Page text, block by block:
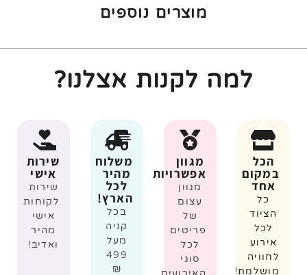
מוצרים נוספים
למה לקנות אצלנו?
הכל
במקום
אחד
כל
הציוד
לכל
אירוע
לחוויה
מושלמת!
מגוון
אפשרויות
מגוון
עצום
של
פריטים
לכל
סוגי
משלוח
מהיר
לכל
הארץ!
בכל
קניה
מעל
499
₪
שירות
אישי
שירות
לקוחות
אישי
מהיר
ואדיב!